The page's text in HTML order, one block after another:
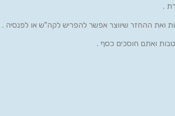
ואת ההחזר שיווצר אפשר להפריש לקה"ש או לפנסיה .
ואתם חוסכים כסף .